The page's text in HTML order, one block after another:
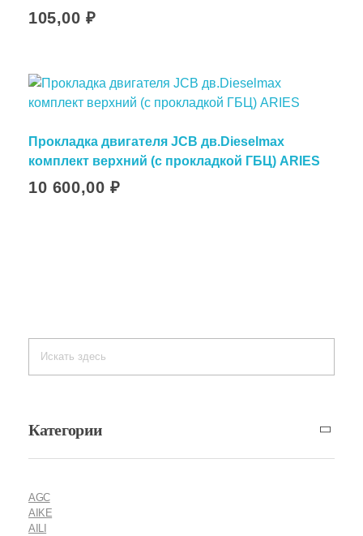
105,00₽
Прокладка двигателя JCB дв.Dieselmax
комплект верхний (с прокладкой ГБЦ) ARIES
10 600,00 ₽
Категории
AGC
AIKE
AILI